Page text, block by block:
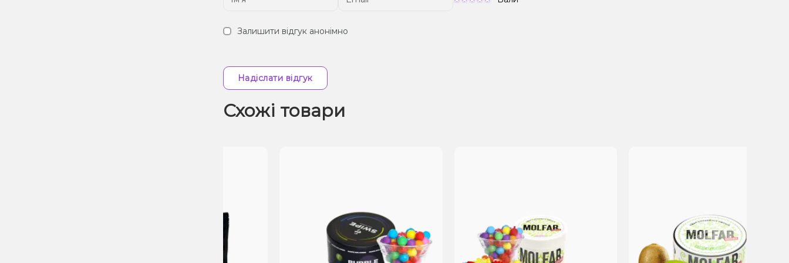
Залишити відгук анонімно
Надіслати відгук
Схожі товари